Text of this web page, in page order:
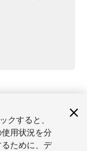
2023.1
フォーラム
クすると、
用状況を分
ために、デ